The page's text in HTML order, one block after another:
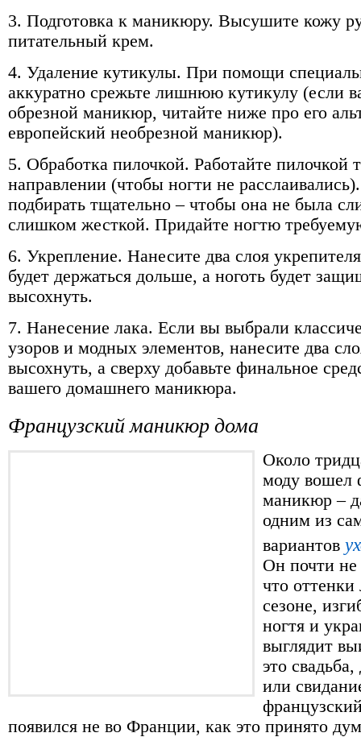
3. Подготовка к маникюру. Высушите кожу
питательный крем.
4. Удаление кутикулы. При помощи
аккуратно срежьте лишнюю кутикулу (если
обрезной маникюр, читайте ниже про его
европейский необрезной маникюр).
5. Обработка пилочкой. Работайте пилочкой
направлении (чтобы ногти не
подбирать тщательно – чтобы она не была
слишком жесткой. Придайте ногтю
6. Укрепление. Нанесите два слоя
будет держаться дольше, а ноготь будет
высохнуть.
7. Нанесение лака. Если вы выбрали
узоров и модных элементов, нанесите два
высохнуть, а сверху добавьте финальное
вашего домашнего маникюра.
Французский маникюр дома
Около
моду вошел
маникюр –
одним из
вариантов
Он почти не
что оттенки
сезоне,
ногтя и
выглядит
это свадьба,
или
появился не во Франции, как это принято